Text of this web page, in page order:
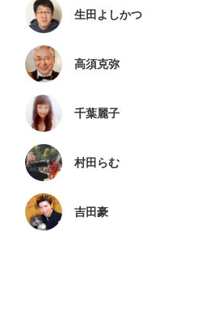
生田よしかつ
高須克弥
千葉麗子
村田らむ
吉田豪